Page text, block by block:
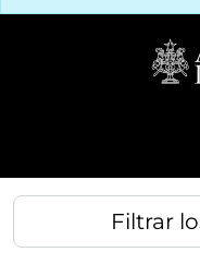
Filtrar